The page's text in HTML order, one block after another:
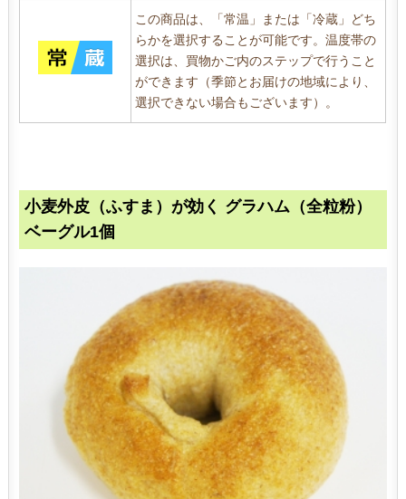
この商品は、「常温」または「冷蔵」どち
らかを選択することが可能です。温度帯の
選択は、買物かご内のステップで行うこと
ができます（季節とお届けの地域により、
選択できない場合もございます）。
小麦外皮（ふすま）が効く グラハム（全粒粉）
ベーグル1個